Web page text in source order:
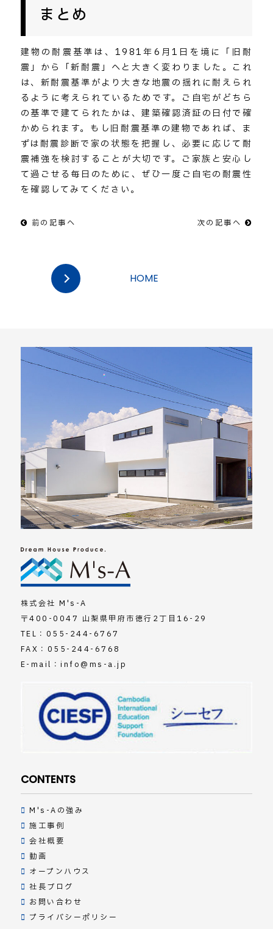
まとめ
建物の耐震基準は、1981年6月1日を境に「旧耐
震」から「新耐震」へと大きく変わりました。これ
は、新耐震基準がより大きな地震の揺れに耐えられ
るように考えられているためです。ご自宅がどちら
の基準で建てられたかは、建築確認済証の日付で確
かめられます。もし旧耐震基準の建物であれば、ま
ずは耐震診断で家の状態を把握し、必要に応じて耐
震補強を検討することが大切です。ご家族と安心し
て過ごせる毎日のために、ぜひ一度ご自宅の耐震性
を確認してみてください。
前の記事へ 次の記事へ
HOME
株式会社 M's-A
〒400-0047 山梨県甲府市徳行2丁目16-29
TEL： 055-244-6767
FAX：055-244-6768
E-mail：info@ms-a.jp
CONTENTS
M's-Aの強み
施工事例
会社概要
動画
オープンハウス
社長ブログ
お問い合わせ
プライバシーポリシー